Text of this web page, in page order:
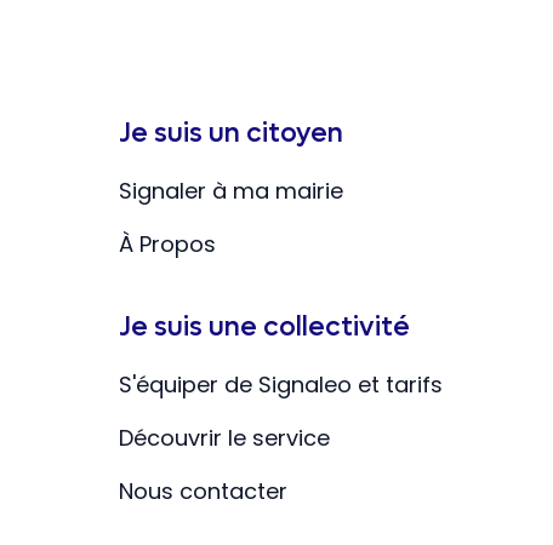
Je suis un citoyen
Signaler à ma mairie
À Propos
Je suis une collectivité
S'équiper de Signaleo et tarifs
Découvrir le service
Nous contacter